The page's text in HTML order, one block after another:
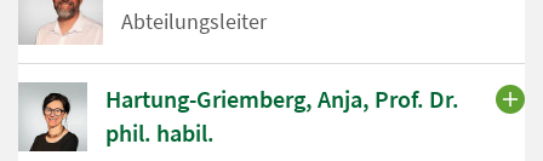
Abteilungsleiter
Hartung-Griemberg, Anja, Prof. Dr.
phil. habil.